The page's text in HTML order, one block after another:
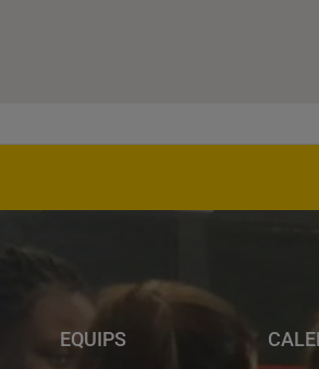
EQUIPS